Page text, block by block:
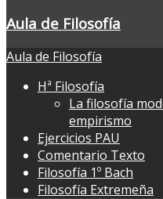
Aula de Filosofía
Aula de Filosofía
Hª Filosofía
La filosofía
empirismo
Ejercicios PAU
Comentario Texto
Filosofía 1º Bach
Filosofía Extremeña